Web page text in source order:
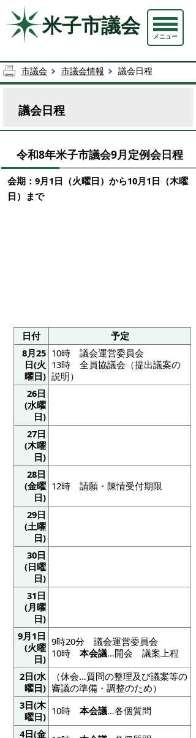
米子市議会 メニュー
市議会 市議会情報 議会日程
議会日程
令和8年米子市議会9月定例会日程
会期：9月1日（火曜日）から10月1日（木曜
日）まで
日付
予定
8月25
日(火
曜日)
10時 議会運営委員会
13時 全員協議会（提出議案の
説明）
26日
(水曜
日)
27日
(木曜
日)
28日
(金曜
日)
12時 請願・陳情受付期限
29日
(土曜
日)
30日
(日曜
日)
31日
(月曜
日)
9月1日
(火曜
日)
9時20分 議会運営委員会
10時本会議…開会 議案上程
2日(水
曜日)
（休会…質問の整理及び議案等の
審議の準備・調整のため）
3日(木
曜日) 10時本会議…各個質問
4日(金